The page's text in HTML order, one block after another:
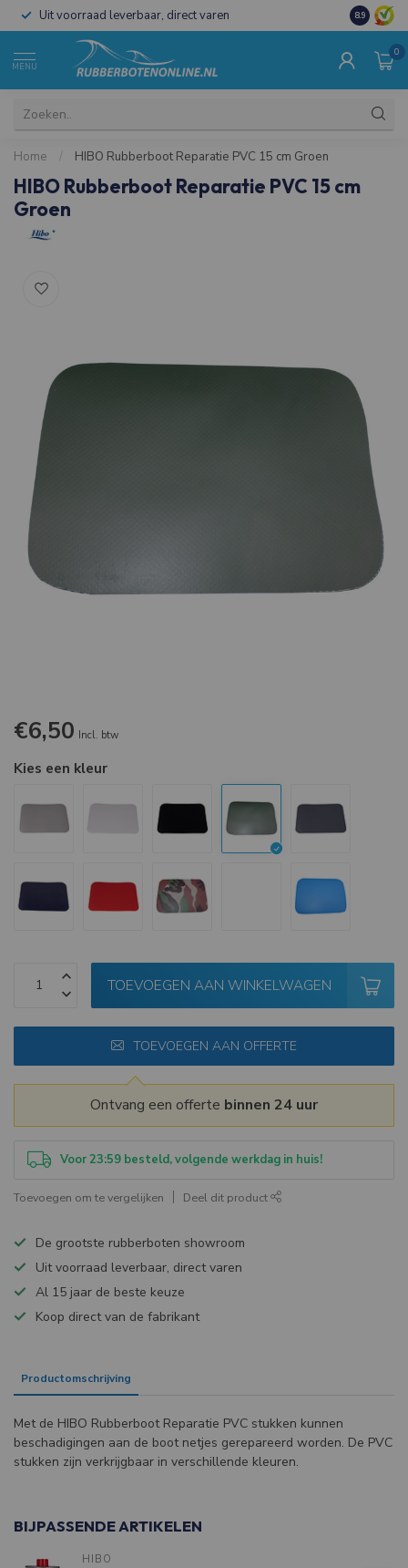
Uit voorraad leverbaar, direct varen Al 15 jaar
8.9
MENU
0
Home / HIBO Rubberboot Reparatie PVC 15 cm Groen
HIBO Rubberboot Reparatie PVC 15 cm
Groen
€6,50 Incl. btw
Kies een kleur
TOEVOEGEN AAN WINKELWAGEN
TOEVOEGEN AAN OFFERTE
Ontvang een offerte binnen 24 uur
Voor 23:59 besteld, volgende werkdag in huis!
Toevoegen om te vergelijken Deel dit product
De grootste rubberboten showroom
Uit voorraad leverbaar, direct varen
Al 15 jaar de beste keuze
Koop direct van de fabrikant
Productomschrijving
Met de HIBO Rubberboot Reparatie PVC stukken kunnen
beschadigingen aan de boot netjes gerepareerd worden. De PVC
stukken zijn verkrijgbaar in verschillende kleuren.
BIJPASSENDE ARTIKELEN
HIBO